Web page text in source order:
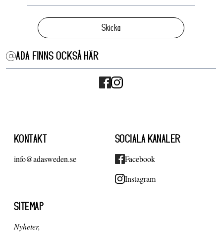
Skicka
ADA FINNS OCKSÅ HÄR
KONTAKT
info@adasweden.se
SOCIALA KANALER
Facebook
Instagram
SITEMAP
Nyheter